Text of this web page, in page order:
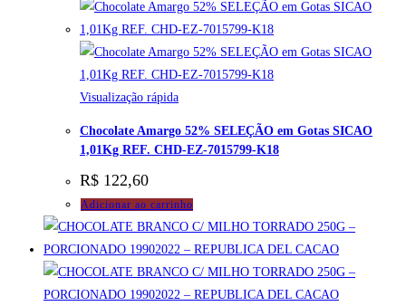
Visualização rápida
Chocolate Amargo 52% SELEÇÃO em Gotas SICAO
1,01Kg REF. CHD-EZ-7015799-K18
R$ 122,60
Adicionar ao carrinho